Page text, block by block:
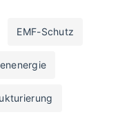
EMF-Schutz